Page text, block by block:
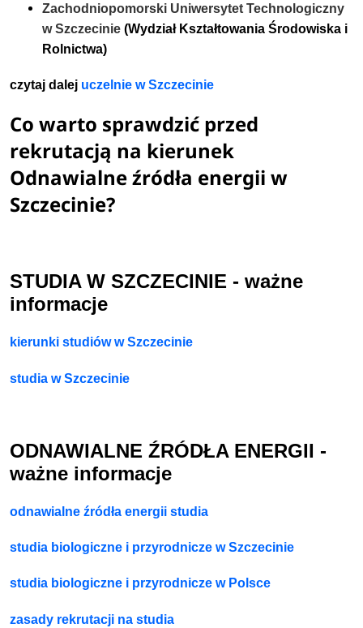
Zachodniopomorski Uniwersytet Technologiczny
w Szczecinie (Wydział Kształtowania Środowiska i
Rolnictwa)
czytaj dalej uczelnie w Szczecinie
Co warto sprawdzić przed
rekrutacją na kierunek
Odnawialne źródła energii w
Szczecinie?
STUDIA W SZCZECINIE - ważne
informacje
kierunki studiów w Szczecinie
studia w Szczecinie
ODNAWIALNE ŹRÓDŁA ENERGII -
ważne informacje
odnawialne źródła energii studia
studia biologiczne i przyrodnicze w Szczecinie
studia biologiczne i przyrodnicze w Polsce
zasady rekrutacji na studia